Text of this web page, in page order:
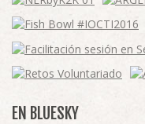
EN BLUESKY